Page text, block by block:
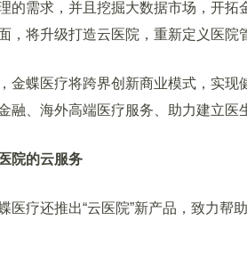
的需求，并且挖掘大数据市场，开拓
，将升级打造云医院，重新定义医院
蝶医疗将跨界创新商业模式，实现
融、海外高端医疗服务、助力建立医
院的云服务
疗还推出“云医院”新产品，致力帮